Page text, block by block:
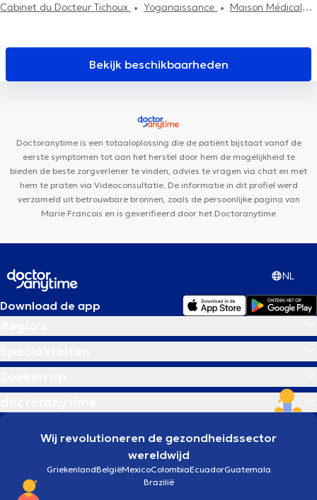
Cabinet du Docteur Tichoux
Yoganaissance
Maison Médicale
Maison de Santé Clémentine
Centre Epione
Chaumont-Gistoux
Centre Medical Le Cèdre Bousval
Clinique
Des Racines à la Vie
Abrassart (Avenue Daudet)
Espace Médical Wavre-Limal
Bekijk beschikbaarheden
Doctoranytime is een totaaloplossing die de patiënt bijstaat vanaf de
eerste symptomen tot aan het herstel door hem de mogelijkheid te
bieden de beste zorgverlener te vinden, advies te vragen via chat en met
hem te praten via Videoconsultatie. De informatie in dit profiel werd
verzameld uit betrouwbare bronnen, zoals de persoonlijke pagina van
Marie Francois en is geverifieerd door het Doctoranytime
NL
Download de app
Wij revolutioneren de gezondheidssector
wereldwijd
GriekenlandBelgiëMexicoColombiaEcuadorGuatemala
Brazilië